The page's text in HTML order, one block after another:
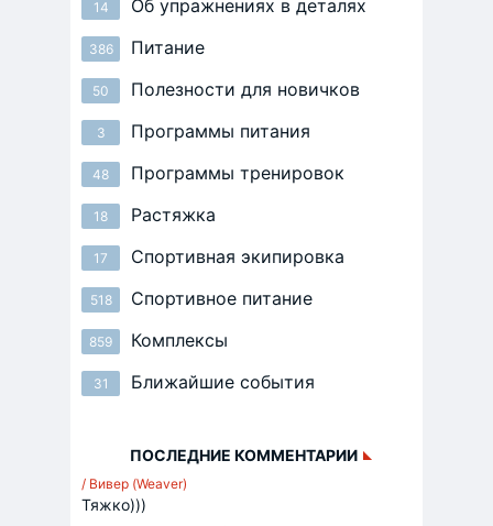
14 Об упражнениях в деталях
386 Питание
50 Полезности для новичков
3 Программы питания
48 Программы тренировок
18 Растяжка
17 Спортивная экипировка
518 Спортивное питание
859 Комплексы
31 Ближайшие события
ПОСЛЕДНИЕ КОММЕНТАРИИ
/ Вивер (Weaver)
Тяжко)))